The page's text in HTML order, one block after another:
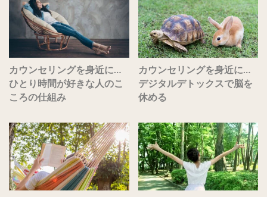
カウンセリングを身近に…
ひとり時間が好きな人のこ
ころの仕組み
カウンセリングを身近に…
デジタルデトックスで脳を
休める